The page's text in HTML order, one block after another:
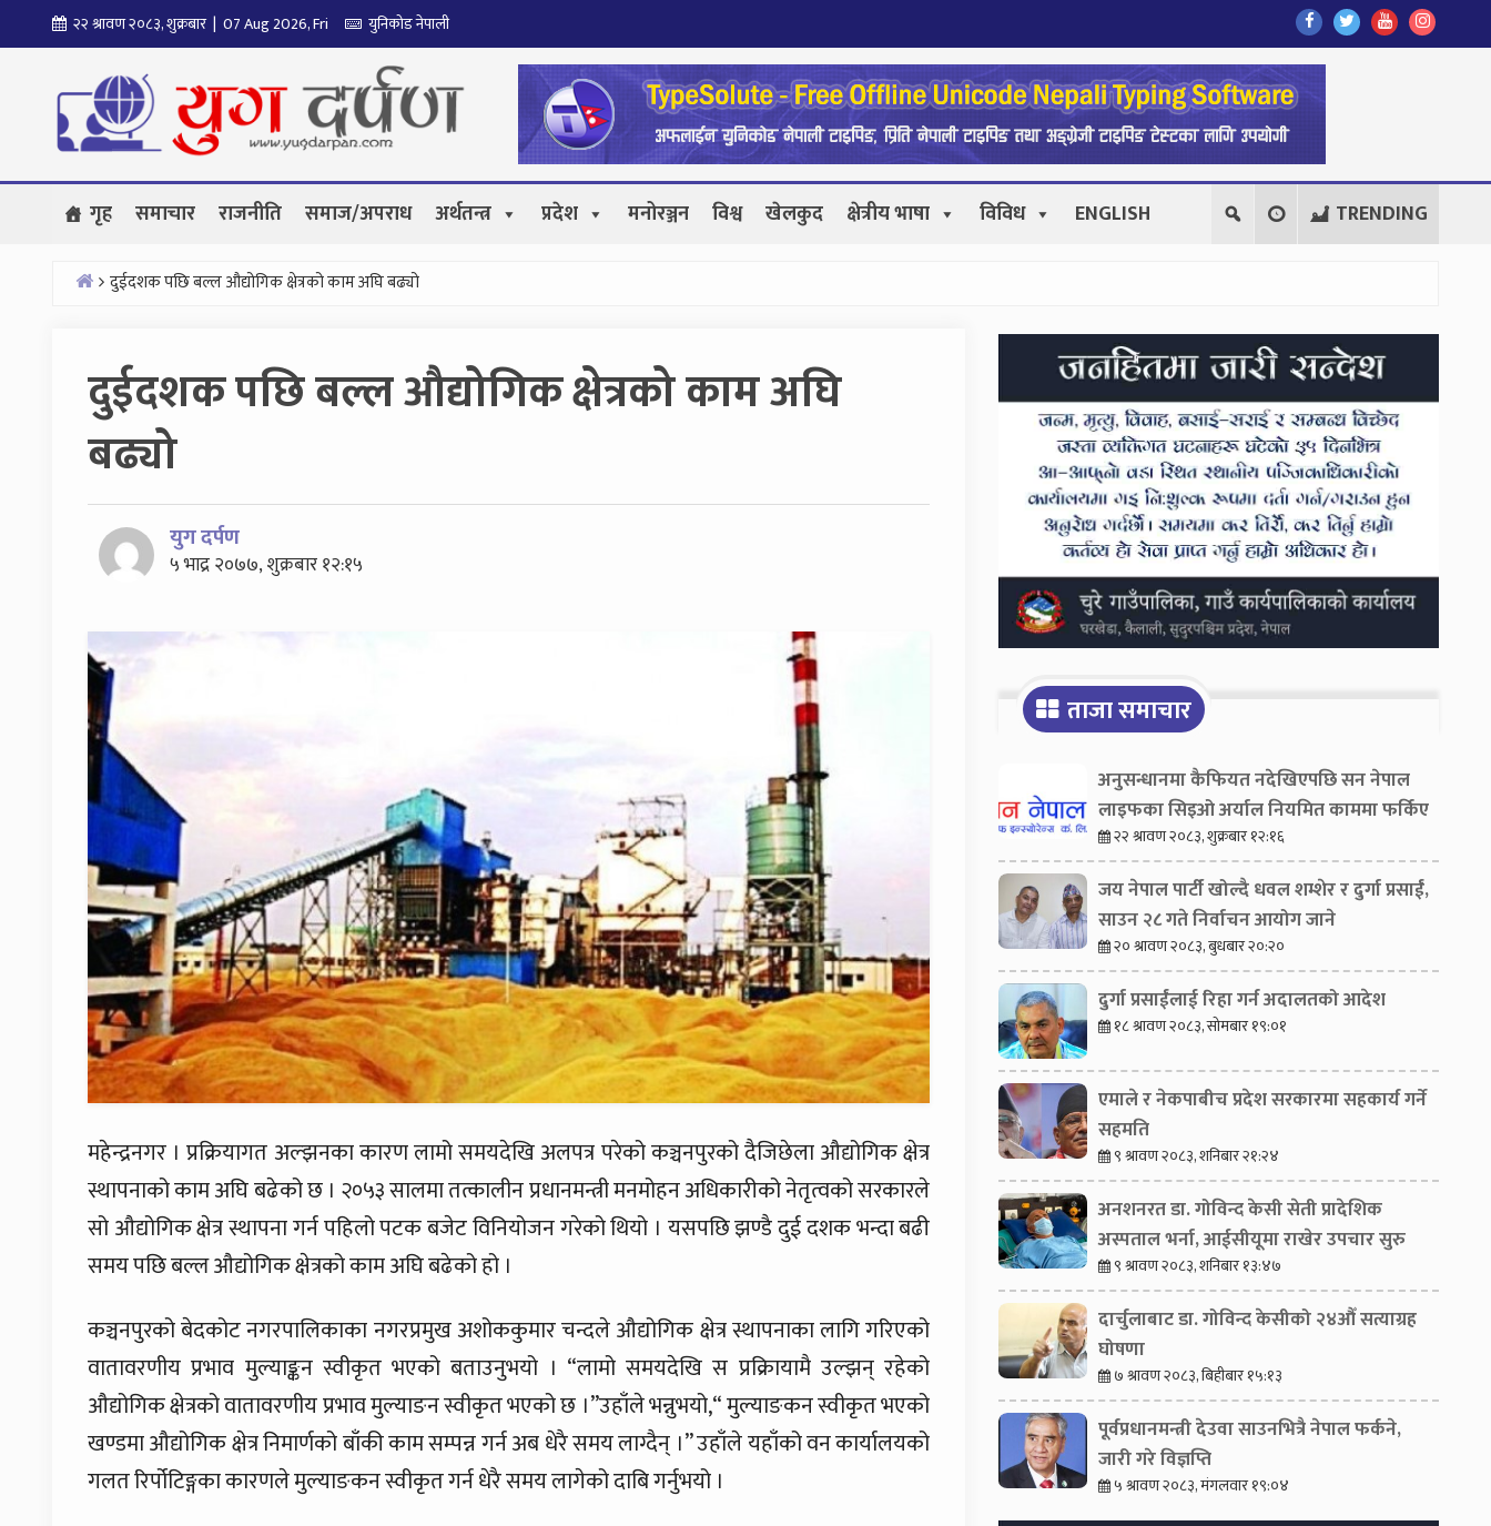
to
२२ श्रावण २०८३, शुक्रबार | 07 Aug 2026, Fri युनिकोड नेपाली
Find
Us
On
Facebook
Find
Us
Find
Us
Follow
Us
गृह समाचार राजनीति समाज/अपराध अर्थतन्त्र प्रदेश मनोरञ्जन विश्व खेलकुद क्षेत्रीय भाषा विविध ENGLISH TRENDING
दुईदशक पछि बल्ल औद्योगिक क्षेत्रको काम अघि बढ्यो
दुईदशक पछि बल्ल औद्योगिक क्षेत्रको काम अघि
बढ्यो
युग दर्पण
५ भाद्र २०७७, शुक्रबार १२:१५
महेन्द्रनगर । प्रक्रियागत अल्झनका कारण लामो समयदेखि अलपत्र परेको कञ्चनपुरको दैजिछेला औद्योगिक क्षेत्र
स्थापनाको काम अघि बढेको छ । २०५३ सालमा तत्कालीन प्रधानमन्त्री मनमोहन अधिकारीको नेतृत्वको सरकारले
सो औद्योगिक क्षेत्र स्थापना गर्न पहिलो पटक बजेट विनियोजन गरेको थियो । यसपछि झण्डै दुई दशक भन्दा बढी
समय पछि बल्ल औद्योगिक क्षेत्रको काम अघि बढेको हो ।
कञ्चनपुरको बेदकोट नगरपालिकाका नगरप्रमुख अशोककुमार चन्दले औद्योगिक क्षेत्र स्थापनाका लागि गरिएको
वातावरणीय प्रभाव मुल्याङ्कन स्वीकृत भएको बताउनुभयो । “लामो समयदेखि स प्रक्रिायामै उल्झन् रहेको
औद्योगिक क्षेत्रको वातावरणीय प्रभाव मुल्याङन स्वीकृत भएको छ ।”उहाँले भन्नुभयो,“ मुल्याङकन स्वीकृत भएको
खण्डमा औद्योगिक क्षेत्र निमार्णको बाँकी काम सम्पन्न गर्न अब धेरै समय लाग्दैन् ।” उहाँले यहाँको वन कार्यालयको
गलत रिर्पोटिङ्गका कारणले मुल्याङकन स्वीकृत गर्न धेरै समय लागेको दाबि गर्नुभयो ।
Secondary
Sidebar
ताजा समाचार
अनुसन्धानमा कैफियत नदेखिएपछि सन नेपाल
लाइफका सिइओ अर्याल नियमित काममा फर्किए
२२ श्रावण २०८३, शुक्रबार १२:१६
जय नेपाल पार्टी खोल्दै धवल शम्शेर र दुर्गा प्रसाईं,
साउन २८ गते निर्वाचन आयोग जाने
२० श्रावण २०८३, बुधबार २०:२०
दुर्गा प्रसाईंलाई रिहा गर्न अदालतको आदेश
१८ श्रावण २०८३, सोमबार १९:०१
एमाले र नेकपाबीच प्रदेश सरकारमा सहकार्य गर्ने
सहमति
९ श्रावण २०८३, शनिबार २१:२४
अनशनरत डा. गोविन्द केसी सेती प्रादेशिक
अस्पताल भर्ना, आईसीयूमा राखेर उपचार सुरु
९ श्रावण २०८३, शनिबार १३:४७
दार्चुलाबाट डा. गोविन्द केसीको २४औँ सत्याग्रह
घोषणा
७ श्रावण २०८३, बिहीबार १५:१३
पूर्वप्रधानमन्त्री देउवा साउनभित्रै नेपाल फर्कने,
जारी गरे विज्ञप्ति
५ श्रावण २०८३, मंगलवार १९:०४